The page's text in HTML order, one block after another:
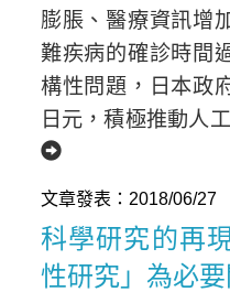
Home
膨脹、醫療資訊增
難疾病的確診時間
構性問題，日本政
日元，積極推動人
文章發表：2018/06/27
科學研究的再
性研究」為必